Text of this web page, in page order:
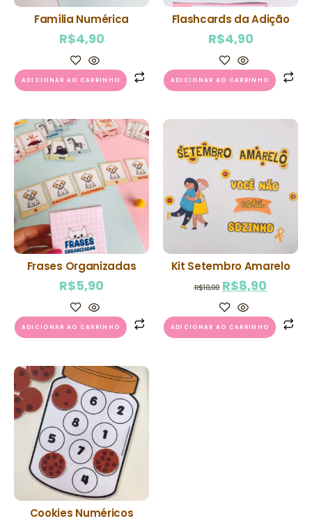
Família Numérica
R$4,90
ADICIONAR AO CARRINHO
Flashcards da Adição
R$4,90
ADICIONAR AO CARRINHO
Frases Organizadas
R$5,90
ADICIONAR AO CARRINHO
Kit Setembro Amarelo
R$10,00 R$8,90
ADICIONAR AO CARRINHO
Cookies Numéricos